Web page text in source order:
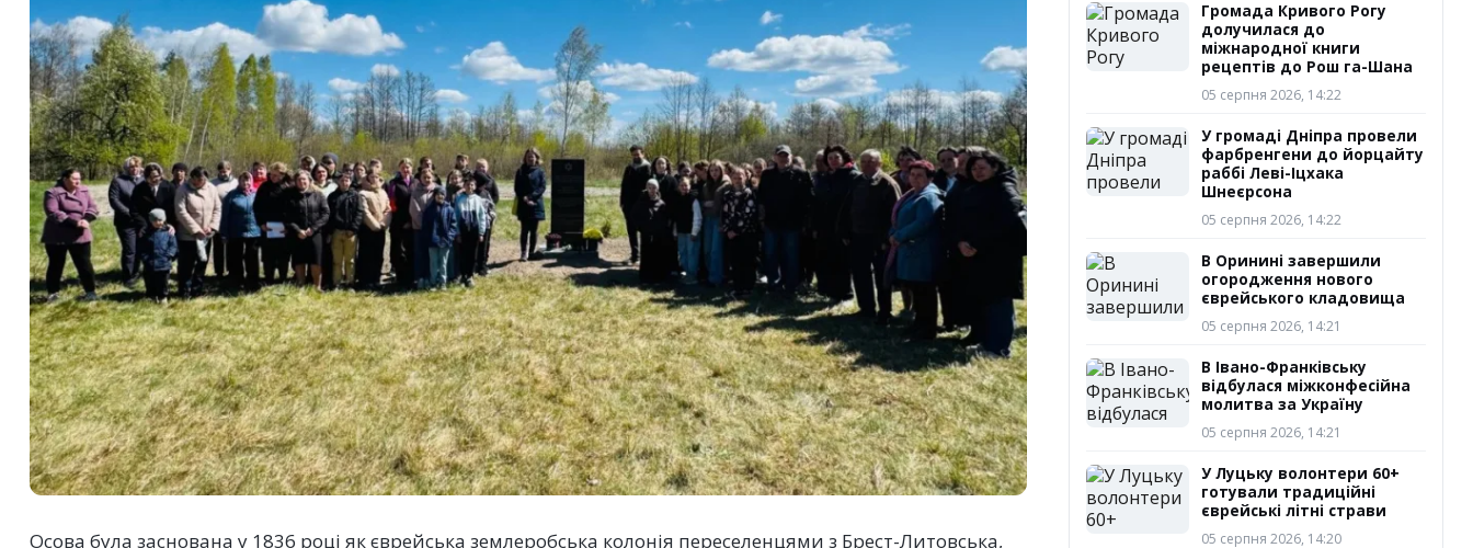
Осова була заснована у 1836 році як єврейська землеробська колонія переселенцями з Брест-Литовська,
Громада Кривого Рогу
долучилася до
міжнародної книги
рецептів до Рош га-Шана
05 серпня 2026, 14:22
У громаді Дніпра провели
фарбренгени до йорцайту
раббі Леві-Іцхака
Шнеєрсона
05 серпня 2026, 14:22
В Оринині завершили
огородження нового
єврейського кладовища
05 серпня 2026, 14:21
В Івано-Франківську
відбулася міжконфесійна
молитва за Україну
05 серпня 2026, 14:21
У Луцьку волонтери 60+
готували традиційні
єврейські літні страви
05 серпня 2026, 14:20